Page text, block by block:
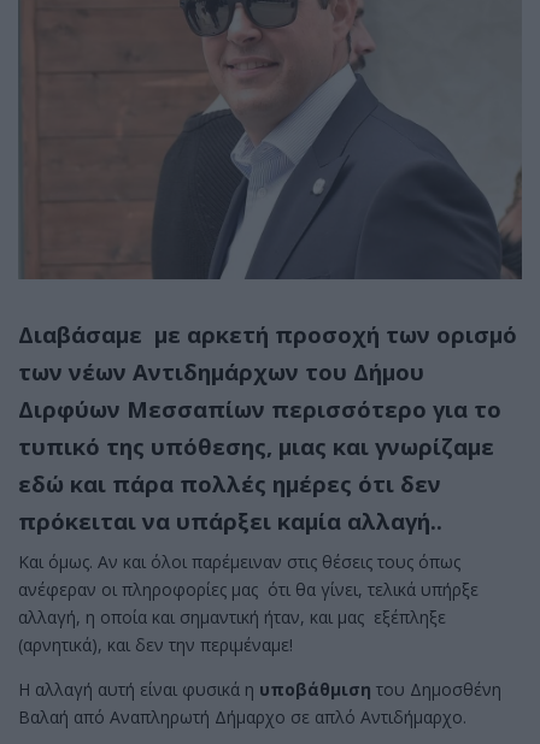
Διαβάσαμε με αρκετή προσοχή των ορισμό
των νέων Αντιδημάρχων του Δήμου
Διρφύων Μεσσαπίων περισσότερο για το
τυπικό της υπόθεσης, μιας και γνωρίζαμε
εδώ και πάρα πολλές ημέρες ότι δεν
πρόκειται να υπάρξει καμία αλλαγή..
Και όμως. Αν και όλοι παρέμειναν στις θέσεις τους όπως
ανέφεραν οι πληροφορίες μας ότι θα γίνει, τελικά υπήρξε
αλλαγή, η οποία και σημαντική ήταν, και μας εξέπληξε
(αρνητικά), και δεν την περιμέναμε!
Η αλλαγή αυτή είναι φυσικά η υποβάθμιση του Δημοσθένη
Βαλαή από Αναπληρωτή Δήμαρχο σε απλό Αντιδήμαρχο.